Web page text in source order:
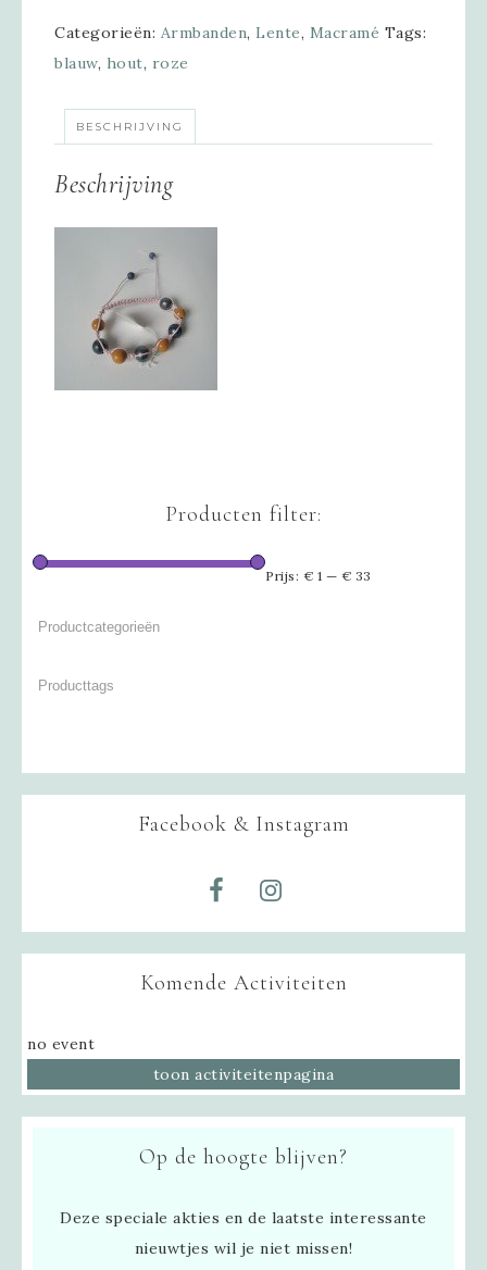
Categorieën: Armbanden, Lente, Macramé Tags:
blauw, hout, roze
BESCHRIJVING
Beschrijving
Producten filter:
Prijs: € 1 — € 33
Facebook & Instagram
Komende Activiteiten
no event
toon activiteitenpagina
Op de hoogte blijven?
Deze speciale akties en de laatste interessante
nieuwtjes wil je niet missen!